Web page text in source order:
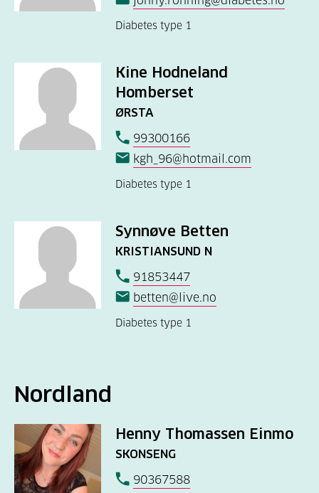
Diabetes type 1
Kine Hodneland
Homberset
ØRSTA
99300166
kgh_96@hotmail.com
Diabetes type 1
Synnøve Betten
KRISTIANSUND N
91853447
betten@live.no
Diabetes type 1
Nordland
Henny Thomassen Einmo
SKONSENG
90367588